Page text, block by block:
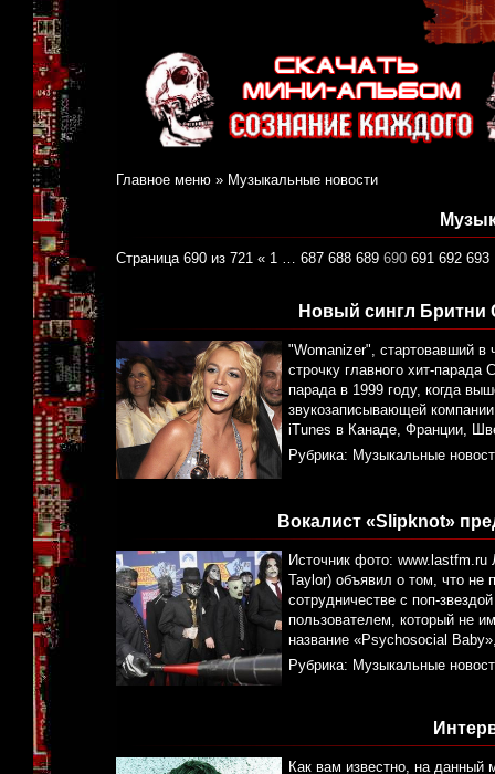
Главное меню » Музыкальные новости
Страница 690 из 721 « 1 … 687 688 689 690 691 692 693
Новый сингл Бритни
"Womanizer", стартовавший в
строчку главного хит-
парада в 1999 году, когда
звукозаписывающей
iTunes в Канаде, Франции,
Рубрика: Музыкальные
Вокалист «Slipknot»
Источник фото:
Taylor) объявил о том, что не
сотрудничестве с поп-
пользователем, который не
название «Psychosocial
Рубрика: Музыкальные
Как вам известно, на данный